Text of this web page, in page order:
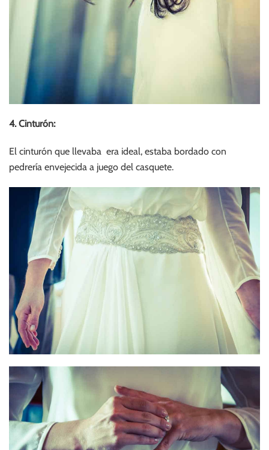
4. Cinturón:
El cinturón que llevaba era ideal, estaba bordado con
pedrería envejecida a juego del casquete.